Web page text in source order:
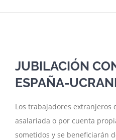
Larger
Image
JUBILACIÓN
ESPAÑA-
Los trabajadores extranjeros
asalariada o por cuenta
sometidos y se beneficiarán